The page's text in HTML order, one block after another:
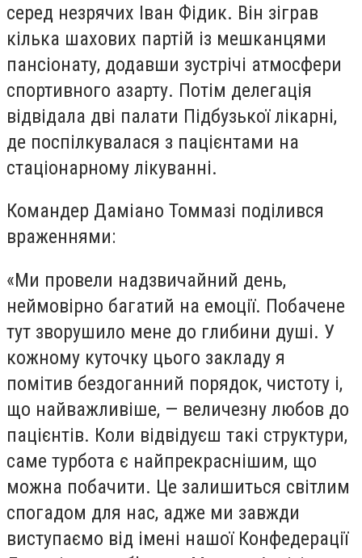
серед незрячих Іван Фідик. Він зіграв
кілька шахових партій із мешканцями
пансіонату, додавши зустрічі атмосфери
спортивного азарту. Потім делегація
відвідала дві палати Підбузької лікарні,
де поспілкувалася з пацієнтами на
стаціонарному лікуванні.
Командер Даміано Томмазі поділився
враженнями:
«Ми провели надзвичайний день,
неймовірно багатий на емоції. Побачене
тут зворушило мене до глибини душі. У
кожному куточку цього закладу я
помітив бездоганний порядок, чистоту і,
що найважливіше, — величезну любов до
пацієнтів. Коли відвідуєш такі структури,
саме турбота є найпрекраснішим, що
можна побачити. Це залишиться світлим
спогадом для нас, адже ми завжди
виступаємо від імені нашої Конфедерації